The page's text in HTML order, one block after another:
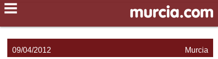
Murcia
09/04/2012